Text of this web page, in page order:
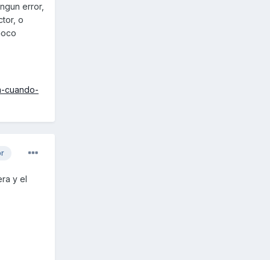
error,
o
cuando-
y el